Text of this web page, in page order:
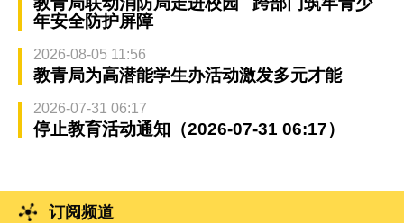
年安全防护屏障
2026-08-05 11:56
教青局为高潜能学生办活动激发多元才能
2026-07-31 06:17
停止教育活动通知（2026-07-31 06:17）
订阅频道